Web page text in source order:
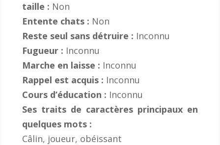
taille : Non
Entente chats : Non
Reste seul sans détruire : Inconnu
Fugueur : Inconnu
Marche en laisse : Inconnu
Rappel est acquis : Inconnu
Cours d’éducation : Inconnu
Ses traits de caractères principaux en
quelques mots :
Câlin, joueur, obéissant